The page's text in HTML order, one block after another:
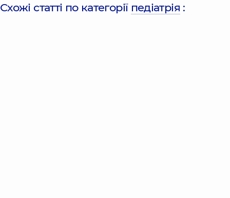
Схожі статті по категорії педіатрія :